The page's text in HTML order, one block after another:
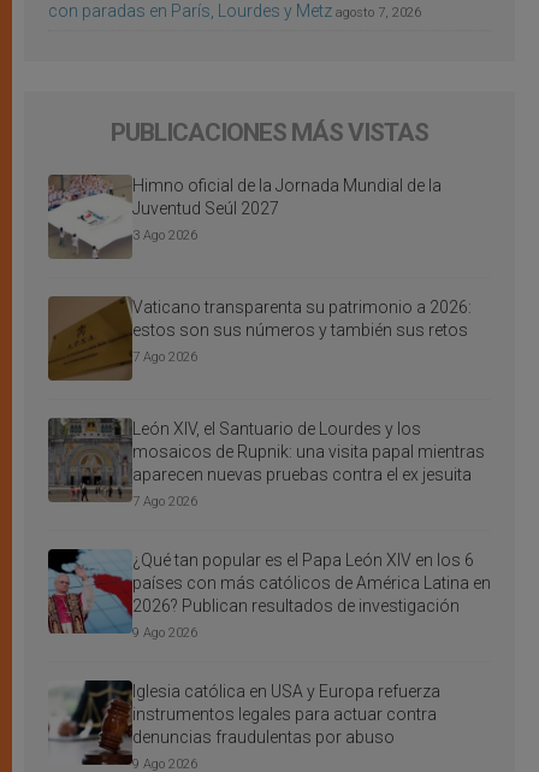
con paradas en París, Lourdes y Metz agosto 7, 2026
PUBLICACIONES MÁS VISTAS
Himno oficial de la Jornada Mundial de la
Juventud Seúl 2027
3 Ago 2026
Vaticano transparenta su patrimonio a 2026:
estos son sus números y también sus retos
7 Ago 2026
León XIV, el Santuario de Lourdes y los
mosaicos de Rupnik: una visita papal mientras
aparecen nuevas pruebas contra el ex jesuita
7 Ago 2026
¿Qué tan popular es el Papa León XIV en los 6
países con más católicos de América Latina en
2026? Publican resultados de investigación
9 Ago 2026
Iglesia católica en USA y Europa refuerza
instrumentos legales para actuar contra
denuncias fraudulentas por abuso
9 Ago 2026